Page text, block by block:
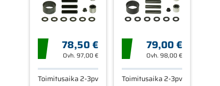
78,50 €
Ovh. 97,00 €
Toimitusaika 2-3pv
79,00 €
Ovh.98,00 €
Toimitusaika 2-3pv